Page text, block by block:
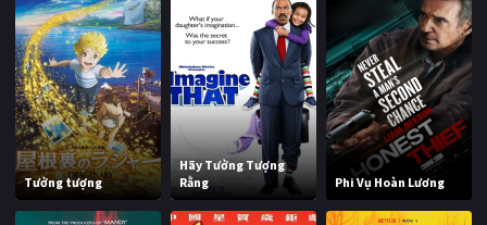
Tưởng tượng
Hãy Tưởng Tượng
Rằng
Phi Vụ Hoàn Lương